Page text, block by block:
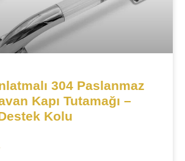
304 Paslanmaz
Kapı Tutamağı –
Kolu